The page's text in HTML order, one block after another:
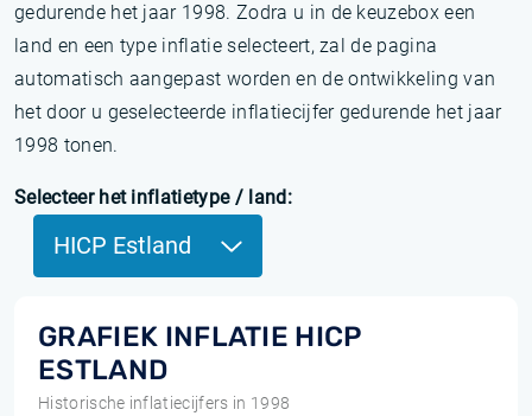
gedurende het jaar 1998. Zodra u in de keuzebox een
land en een type inflatie selecteert, zal de pagina
automatisch aangepast worden en de ontwikkeling van
het door u geselecteerde inflatiecijfer gedurende het jaar
1998 tonen.
Selecteer het inflatietype / land:
HICP Estland
GRAFIEK INFLATIE HICP
ESTLAND
Historische inflatiecijfers in 1998